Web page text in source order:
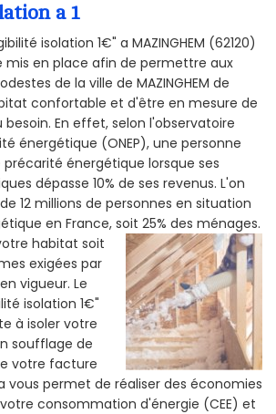
a 1
isolation 1€" a MAZINGHEM (62120)
mis en place afin de permettre aux
de la ville de MAZINGHEM de
confortable et d'être en mesure de
En effet, selon l'observatoire
énergétique (ONEP), une personne
énergétique lorsque ses
dépasse 10% de ses revenus. L'on
12 millions de personnes en situation
en France, soit 25% des ménages.
habitat soit
exigées par
vigueur. Le
isolation 1€"
à isoler votre
soufflage de
votre facture
vous permet de réaliser des économies
consommation d'énergie (CEE) et